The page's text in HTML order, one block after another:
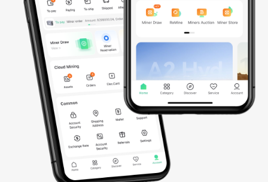
B300을 포함한 수천 개의 NVIDIA GPU로 구동되는 Bitdeer의 통합
AI 클라우드는 고급 AI 및 머신러닝 워크로드를 위해 안전하고 확장
가능하며 에너지 효율적인 연산 환경을 제공합니다. 이를 통해 전
세계적으로 원활한 모델 학습, 효율적 배포, 지능형 확장을 구현합
GPUs
NVIDIA GPU 배치 수
(2026년 기준)
0 MW
총 전력 용량
(2026년 기준)